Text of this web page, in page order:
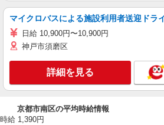
マイクロバスによる施設利用者送迎ドラ
日給 10,900円〜10,900円
神戸市須磨区
詳細を見る
京都市南区の平均時給情報
時給 1,390円